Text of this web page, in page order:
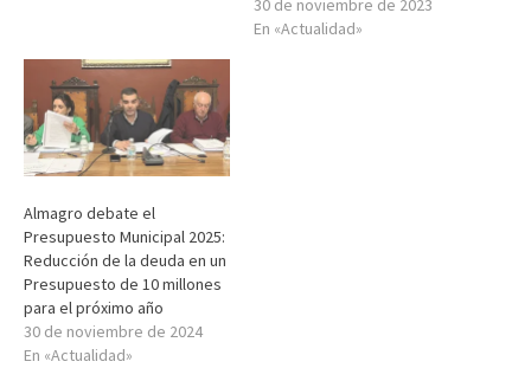
30 de noviembre de 2023
En «Actualidad»
Almagro debate el
Presupuesto Municipal 2025:
Reducción de la deuda en un
Presupuesto de 10 millones
para el próximo año
30 de noviembre de 2024
En «Actualidad»